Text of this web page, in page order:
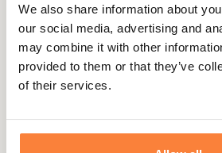
We also share information about
our social media, advertising and
may combine it with other
provided to them or that they’ve
of their services.
recevrez, quelques détails de coloris
La chemise Harris possède un col et
boutonnés ainsi qu'une poche
où on y retrouve une étiquette
mettra votre silhouette en valeur.